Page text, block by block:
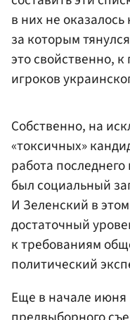
в них не
за которым
это свойственно,
игроков
Собственно, на
«токсичных»
работа
был социальный
И Зеленский в
достаточный
к требованиям
политический
Еще в начале июня